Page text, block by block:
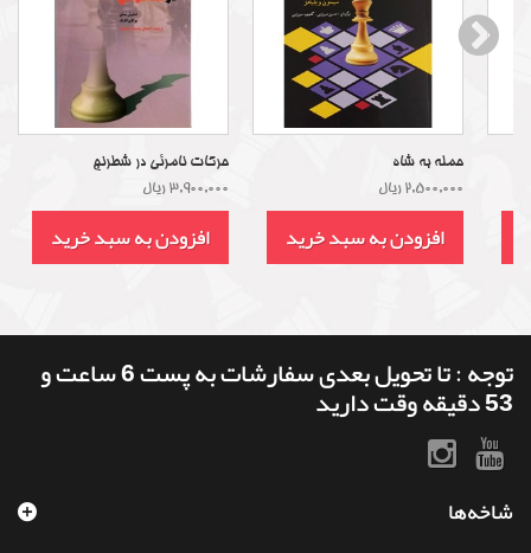
حرکات نامرئی در شطرنج
3,900,000 ریال
افزودن به سبد خرید
حمله به شاه
2,500,000 ریال
افزودن به سبد خرید
توجه : تا تحویل بعدی سفارشات به پست 6 ساعت و
53 دقیقه وقت دارید
شاخه‌ها